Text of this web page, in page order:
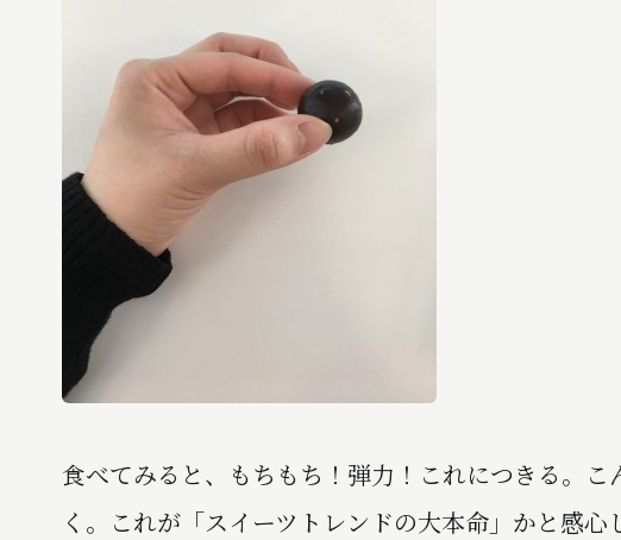
食べてみると、もちもち！弾力！これにつきる。
く。これが「スイーツトレンドの大本命」かと感心